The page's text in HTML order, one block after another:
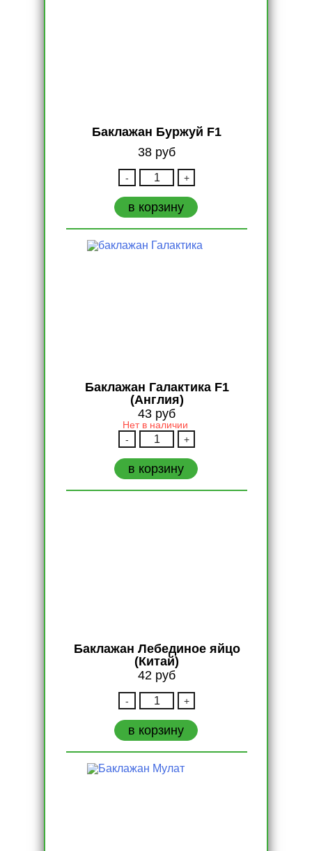
Баклажан Буржуй F1
38 руб
Количество
Баклажан
Буржуй
F1
- +
в корзину
Баклажан Галактика F1
(Англия)
43 руб
Количество
Баклажан
Галактика
F1
(Англия)
- +
в корзину
Нет в наличии
Баклажан Лебединое яйцо
(Китай)
42 руб
Количество
Баклажан
Лебединое
яйцо
(Китай)
- +
в корзину